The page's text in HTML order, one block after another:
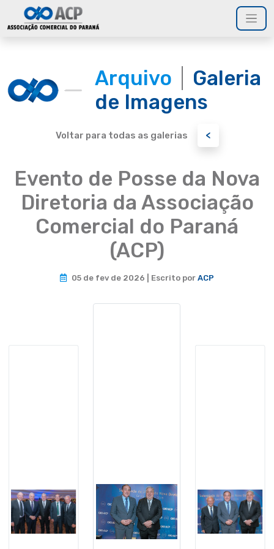
Arquivo
Galeria
de Imagens
Voltar para todas as galerias <
Evento de Posse da Nova
Diretoria da Associação
Comercial do Paraná
(ACP)
05 de fev de 2026 | Escrito por ACP